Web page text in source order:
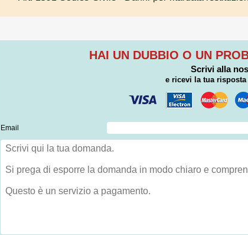
HAI UN DUBBIO O UN
Scrivi alla
e ricevi la tua risposta
Email